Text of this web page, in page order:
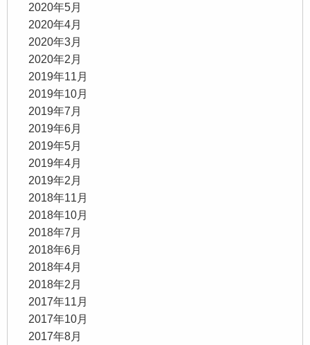
2020年5月
2020年4月
2020年3月
2020年2月
2019年11月
2019年10月
2019年7月
2019年6月
2019年5月
2019年4月
2019年2月
2018年11月
2018年10月
2018年7月
2018年6月
2018年4月
2018年2月
2017年11月
2017年10月
2017年8月